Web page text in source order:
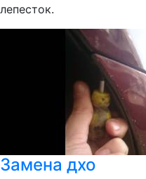
лепесток.
Замена дхо